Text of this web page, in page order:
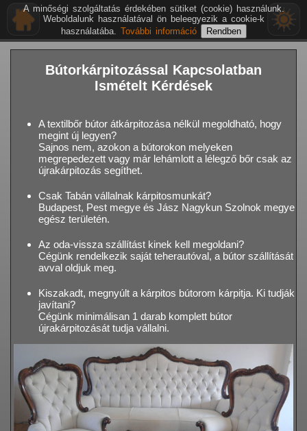
Bútorkárpitozással Kapcsolatban
Ismételt Kérdések
A textilbőr bútor átkárpitozása nélkül megoldható, hogy
megint új legyen?
Sajnos nem, azokon a bútorokon melyeken
megrepedezett vagy már lehámlott a lélegző bőr csak az
újrakárpitozás segíthet.
Csak Tabán vállalnak kárpitosmunkát?
Budapest, Pest megye és Jász Nagykun Szolnok megye
egész területén.
Az oda-vissza szállítást kinek kell megoldani?
Cégünk rendelkezik saját teherautóval, a bútor szállítását
avval oldjuk meg.
Kiszakadt, megnyúlt a kárpitos bútorom kárpitja. Ki tudják
javítani?
Cégünk minimálisan 1 darab komplett bútor
újrakárpitozását tudja vállalni.
A minőségi szolgáltatás érdekében sütiket (cookie) használunk.
Weboldalunk használatával ön beleegyezik a cookie-k
használatába. További információ